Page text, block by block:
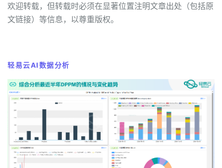
欢迎转载，但转载时必须在显著位置注明文章出处（包括原
文链接）等信息，以尊重版权。
轻易云AI数据分析